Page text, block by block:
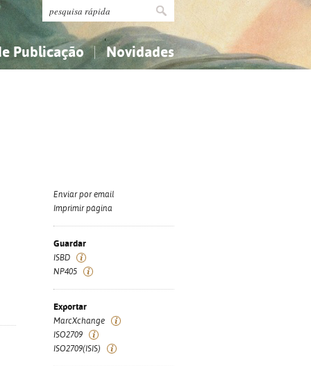
Publicação Novidades
Enviar por email
Imprimir página
Guardar
ISBD
NP405
Exportar
MarcXchange
ISO2709
ISO2709(ISIS)